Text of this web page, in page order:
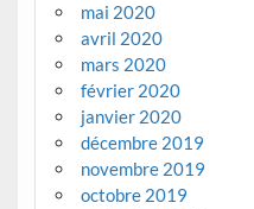
mai 2020
avril 2020
mars 2020
février 2020
janvier 2020
décembre 2019
novembre 2019
octobre 2019